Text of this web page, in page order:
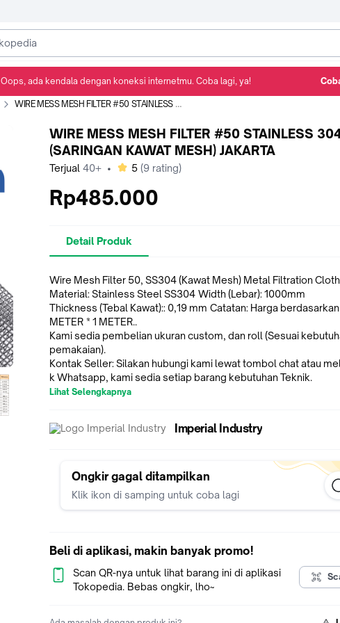
WIRE MESS MESH FILTER #50 STAINLESS 304 (SARINGAN KAWAT MESH) JAKARTA
WIRE MESS MESH FILTER #50 STAINLESS
(SARINGAN KAWAT MESH) JAKARTA
Terjual 40+ • bintang
5 (9 rating)
Rp485.000
Detail Produk
Wire Mesh Filter 50, SS304 (Kawat Mesh) Metal Filtration Cloth
Material: Stainless Steel SS304 Width (Lebar): 1000mm
Thickness (Tebal Kawat):: 0,19 mm Catatan: Harga berdasarkan per 1
METER * 1 METER..
Kami sedia pembelian ukuran custom, dan roll (Sesuai
pemakaian).
Kontak Seller: Silakan hubungi kami lewat tombol chat atau
k Whatsapp, kami sedia setiap barang kebutuhan Teknik.
Nomor Whatsapp: https://wa.me/6281222799731
Kami sedia ukuran mesh lain. Pengiriman seluruh Indonesia,
Stok ready, silakan hubungi kami untuk ukuran dan harga.
Cek barang kami yang lain di:https://www.tokopedia.com/
ustry
Lihat Selengkapnya
Imperial Industry
Ongkir gagal ditampilkan
Klik ikon di samping untuk coba lagi
Beli di aplikasi, makin banyak promo!
Scan QR-nya untuk lihat barang ini di aplikasi
Tokopedia. Bebas ongkir, lho~
Oops, ada kendala dengan koneksi internetmu. Coba lagi, ya!